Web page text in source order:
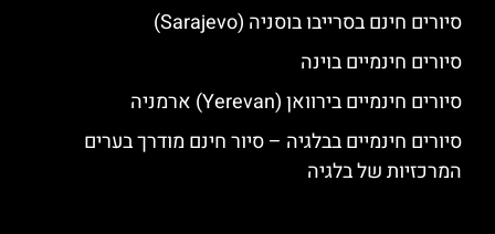
סיורים חינם בסרייבו בוסניה (Sarajevo)
סיורים חינמיים בוינה
סיורים חינמיים בירוואן (Yerevan) ארמניה
סיורים חינמיים בבלגיה – סיור חינם מודרך בערים
המרכזיות של בלגיה